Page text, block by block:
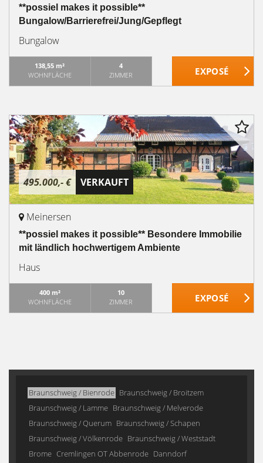
**possiel makes it possible**
Bungalow/Barrierefrei/Jung/Gepflegt
Bungalow
138,55 m²
WOHNFLÄCHE
4
ZIMMER
495.000,- € VERKAUFT
Meinersen
**possiel makes it possible** Besondere Immobilie
mit ländlich hochwertigem Ambiente
Haus
400 m²
WOHNFLÄCHE
10
ZIMMER
Braunschweig / Bienrode Braunschweig / Broitzem
Braunschweig / Lamme Braunschweig / Melverode
Braunschweig / Querum Braunschweig / Schapen
Braunschweig / Völkenrode Braunschweig / Weststadt
Brome Cremlingen OT Abbenrode Danndorf